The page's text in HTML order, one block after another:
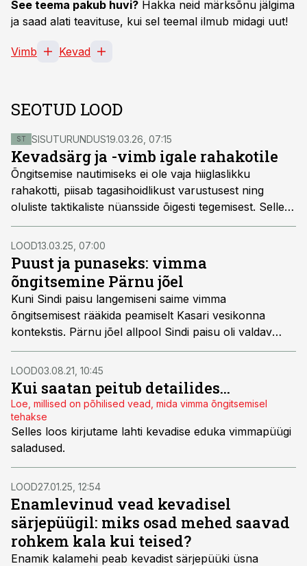
See teema pakub huvi? Hakka neid märksõnu jälgima
ja saad alati teavituse, kui sel teemal ilmub midagi uut!
Vimb Kevad
SEOTUD LOOD
ST SISUTURUNDUS19.03.26, 07:15
Kevadsärg ja -vimb igale rahakotile
Õngitsemise nautimiseks ei ole vaja hiiglaslikku
rahakotti, piisab tagasihoidlikust varustusest ning
oluliste taktikaliste nüansside õigesti tegemisest. Selles
artiklis jagavad kalatarkust tippõngitsejad Jaan Grents
ja Janek Ilves.
LOOD13.03.25, 07:00
Puust ja punaseks: vimma
õngitsemine Pärnu jõel
Kuni Sindi paisu langemiseni saime vimma
õngitsemisest rääkida peamiselt Kasari vesikonna
kontekstis. Pärnu jõel allpool Sindi paisu oli valdav
tonka- või fiidripüük, sest jõgi oli alamjooksul lai ja kala
liikus mõnusa õngitsemise mõistes kaldast liiga kaugel.
Pärast Sindi paisu lammutamist aga tõuseb vimb
massiliselt kuni Kesk-Eestis asuva Jändjani ning
kalameeste rõõmuks saab seda kala püüda väga pikal
Pärnu jõe lõigul.
LOOD03.08.21, 10:45
Kui saatan peitub detailides...
Loe, millised on põhilised vead, mida vimma õngitsemisel
tehakse
Selles loos kirjutame lahti kevadise eduka vimmapüügi
saladused.
LOOD27.01.25, 12:54
Enamlevinud vead kevadisel
särjepüügil: miks osad mehed saavad
rohkem kala kui teised?
Enamik kalamehi peab kevadist särjepüüki üsna